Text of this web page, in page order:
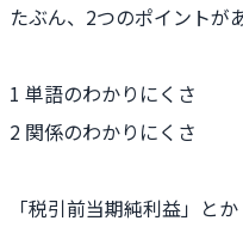
たぶん、2つのポイントが
1 単語のわかりにくさ
2 関係のわかりにくさ
「税引前当期純利益」と